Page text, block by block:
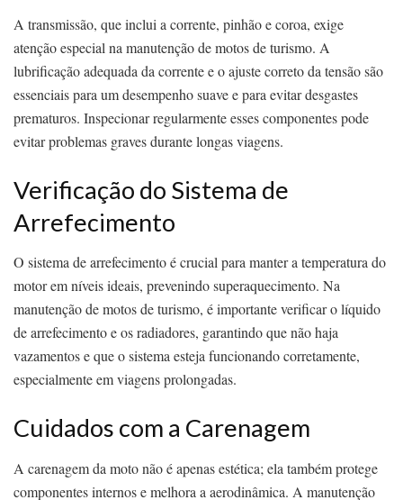
A transmissão, que inclui a corrente, pinhão e coroa, exige
atenção especial na manutenção de motos de turismo. A
lubrificação adequada da corrente e o ajuste correto da tensão são
essenciais para um desempenho suave e para evitar desgastes
prematuros. Inspecionar regularmente esses componentes pode
evitar problemas graves durante longas viagens.
Verificação do Sistema de
Arrefecimento
O sistema de arrefecimento é crucial para manter a temperatura do
motor em níveis ideais, prevenindo superaquecimento. Na
manutenção de motos de turismo, é importante verificar o líquido
de arrefecimento e os radiadores, garantindo que não haja
vazamentos e que o sistema esteja funcionando corretamente,
especialmente em viagens prolongadas.
Cuidados com a Carenagem
A carenagem da moto não é apenas estética; ela também protege
componentes internos e melhora a aerodinâmica. A manutenção